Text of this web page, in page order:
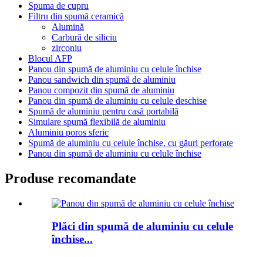
Spuma de cupru
Filtru din spumă ceramică
Alumină
Carbură de siliciu
zirconiu
Blocul AFP
Panou din spumă de aluminiu cu celule închise
Panou sandwich din spumă de aluminiu
Panou compozit din spumă de aluminiu
Panou din spumă de aluminiu cu celule deschise
Spumă de aluminiu pentru casă portabilă
Simulare spumă flexibilă de aluminiu
Aluminiu poros sferic
Spumă de aluminiu cu celule închise, cu găuri perforate
Panou din spumă de aluminiu cu celule închise
Produse recomandate
Plăci din spumă de aluminiu cu celule
închise...